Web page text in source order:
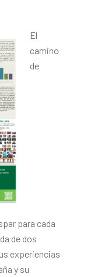
El
camino
de
para cada
de dos
ex­periencias
y su